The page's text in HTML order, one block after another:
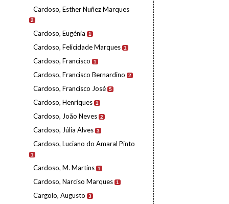
Cardoso, Esther Nuñez Marques
2
Cardoso, Eugénia 1
Cardoso, Felicidade Marques 1
Cardoso, Francisco 1
Cardoso, Francisco Bernardino 2
Cardoso, Francisco José 5
Cardoso, Henriques 1
Cardoso, João Neves 2
Cardoso, Júlia Alves 3
Cardoso, Luciano do Amaral Pinto
1
Cardoso, M. Martins 1
Cardoso, Narciso Marques 1
Cargolo, Augusto 3